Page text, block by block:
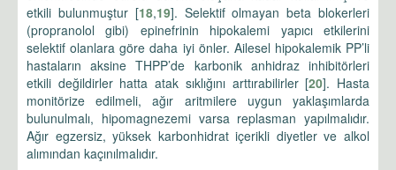
etkili bulunmuştur [18,19]. Selektif olmayan beta blokerleri
(propranolol gibi) epinefrinin hipokalemi yapıcı etkilerini
selektif olanlara göre daha iyi önler. Ailesel hipokalemik PP’li
hastaların aksine THPP’de karbonik anhidraz inhibitörleri
etkili değildirler hatta atak sıklığını arttırabilirler [20]. Hasta
monitörize edilmeli, ağır aritmilere uygun yaklaşımlarda
bulunulmalı, hipomagnezemi varsa replasman yapılmalıdır.
Ağır egzersiz, yüksek karbonhidrat içerikli diyetler ve alkol
alımından kaçınılmalıdır.